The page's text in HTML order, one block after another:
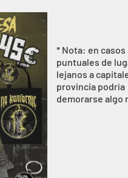
* Nota: en casos
puntuales de
lejanos a
provincia podría
demorarse algo